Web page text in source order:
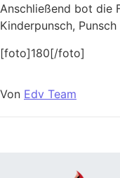
Anschließend bot die
Kinderpunsch,
[foto]180[/foto]
Von Edv Team